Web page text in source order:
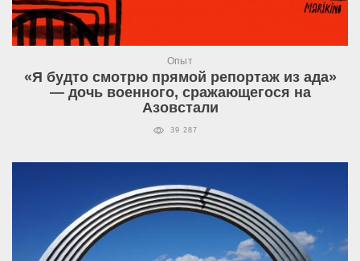
Опыт
«Я будто смотрю прямой репортаж из ада»
— дочь военного, сражающегося на
Азовстали
39 287